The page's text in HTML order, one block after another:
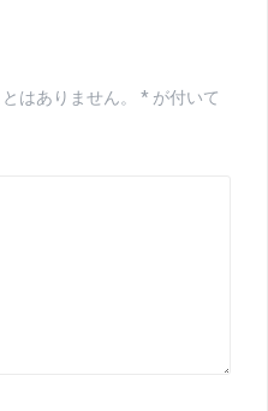
はありません。 * が付いて